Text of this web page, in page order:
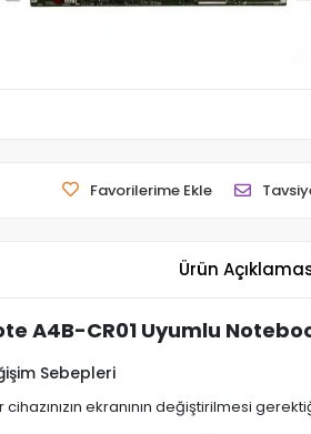
Favorilerime Ekle
Ürün
A4B-CR01 Uyumlu
Sebepleri
ekranının değiştirilmesi